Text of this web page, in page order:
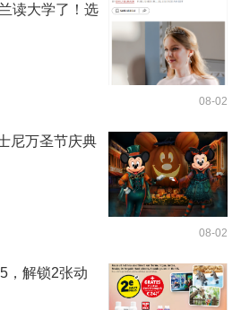
读大学了！选
08-02
尼万圣节庆典
08-02
，解锁2张动